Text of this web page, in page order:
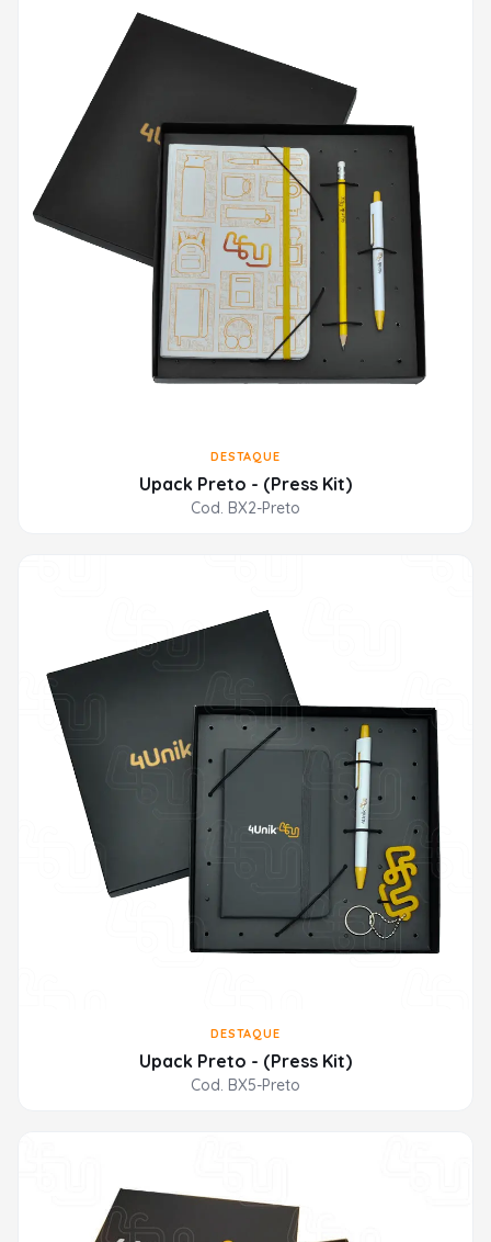
DESTAQUE
Upack Preto - (Press Kit)
Cod. BX2-Preto
DESTAQUE
Upack Preto - (Press Kit)
Cod. BX5-Preto